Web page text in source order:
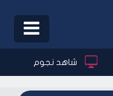
Toggle
شاهد نجوم